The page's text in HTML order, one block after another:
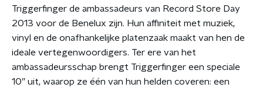
Triggerfinger de ambassadeurs van Record Store Day
2013 voor de Benelux zijn. Hun affiniteit met muziek,
vinyl en de onafhankelijke platenzaak maakt van hen de
ideale vertegenwoordigers. Ter ere van het
ambassadeursschap brengt Triggerfinger een speciale
10” uit, waarop ze één van hun helden coveren: een